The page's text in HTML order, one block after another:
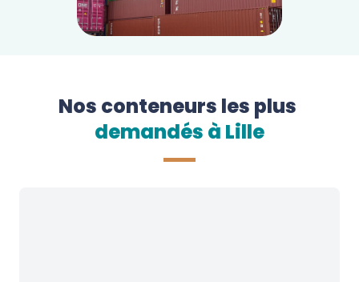
Nos conteneurs les plus
demandés à Lille